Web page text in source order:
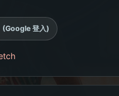
(Google 登入)